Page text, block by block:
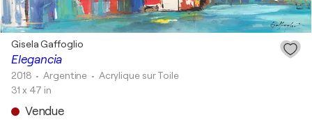
Elegancia
Gisela Gaffoglio
2018 • Argentine • Acrylique sur Toile
31 x 47 in
Vendue